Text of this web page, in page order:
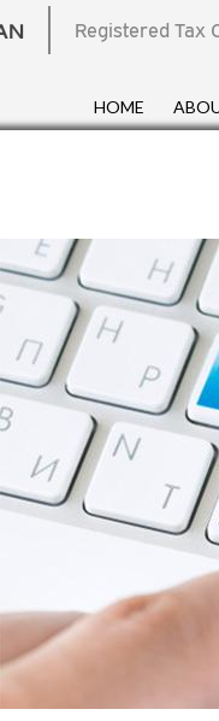
Registered Tax
HOME